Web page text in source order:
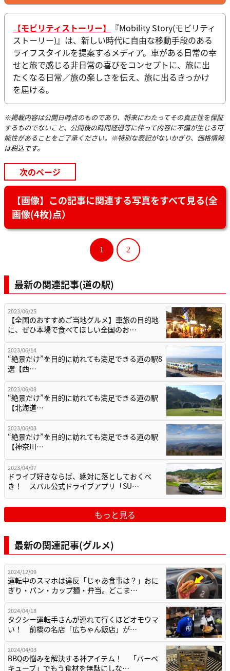
【モビリティストーリー】
『Mobility Story(モビリティ
ストーリー)』は、新しい時代に自由な移動手段のある
ライフスタイルを提案するメディア。車がある日常の幸
せと旅で感じる非日常の喜びをコンセプトに、旅に出
たくなる日常／旅の楽しさを伝え、旅に出るきっかけ
を届ける。
※掲載内容は公開日時点のものであり、将来にわたってその真正性を保証
するものでないこと、公開後の時間経過等に伴って内容に不備が生じる可
能性があることをご了承ください。※特別な表記がないかぎり、価格情報
は税込です。
次のページ
【画像】この記事に関連する写真をすべて見る(全
画像(4枚)点）
1 2
最新の関連記事(道の駅)
2023/06/25
【全国のおすすめご当地グルメ】車旅の目的地
に、ぜひ本場で食べてほしい全国のお…
2023/06/14
“絶景だけ”を目的に訪れても満足できる道の駅8
選【西…
2023/06/08
“絶景だけ”を目的に訪れても満足できる道の駅
【北海道…
2023/06/03
“絶景だけ”を目的に訪れても満足できる道の駅
【神奈川…
2023/04/07
ドライブ好きならば、絶対に落としておくべ
き！ スバル公式ドライブアプリ「SU…
もっと見る
最新の関連記事(グルメ)
2024/12/09
運転中のスマホは違反「じゃあ食事は？」おに
ぎり・パン・カップ麺・弁当。どこま…
2024/04/18
タクシー運転手さんが連れて行くほどオモウマ
い！ 前橋の名店「広ちゃん飯店」が…
2024/04/03
BBQの悩みを解決する神アイテム！ 「バーベ
キューブ」でもう食材を無駄にしな…